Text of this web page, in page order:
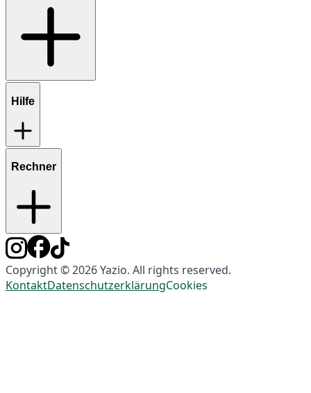
Hilfe
Rechner
Copyright © 2026 Yazio. All rights reserved.
KontaktDatenschutzerklärungCookies